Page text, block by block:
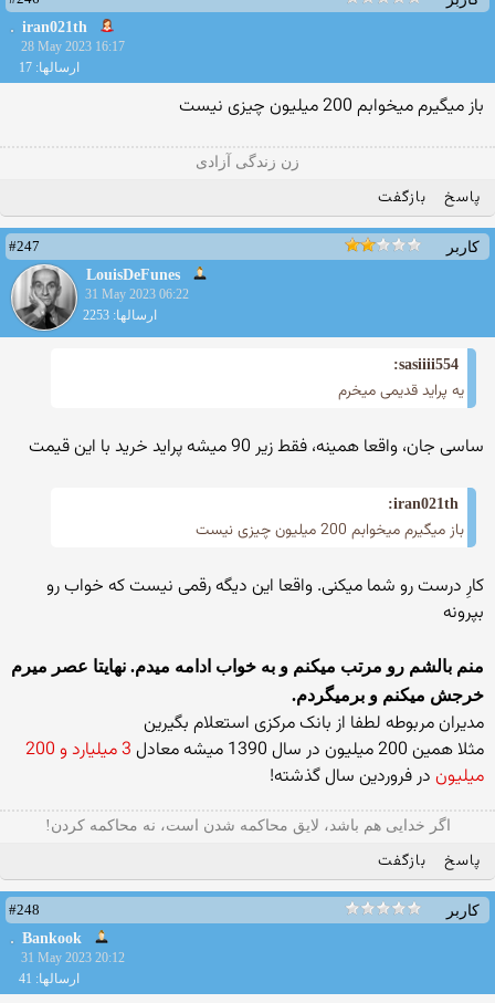
iran021th
28 May 2023 16:17
ارسالها: 17
باز میگیرم میخوابم 200 میلیون چیزی نیست
زن زندگی آزادی
پاسخ بازگفت
کاربر
#247
LouisDeFunes
31 May 2023 06:22
ارسالها: 2253
sasiiii554:
یه پراید قدیمی میخرم
ساسی جان، واقعا همینه، فقط زیر 90 میشه پراید خرید با این قیمت
iran021th:
باز میگیرم میخوابم 200 میلیون چیزی نیست
کارِ درست رو شما میکنی. واقعا این دیگه رقمی نیست که خواب رو
بپرونه
منم بالشم رو مرتب میکنم و به خواب ادامه میدم. نهایتا عصر میرم
خرجش میکنم و برمیگردم.
مدیران مربوطه لطفا از بانک مرکزی استعلام بگیرین
مثلا همین 200 میلیون در سال 1390 میشه معادل
3 میلیارد و 200
میلیون در فروردین سال گذشته!
ﺍﮔﺮ ﺧﺪﺍﯾﯽ هم ﺑﺎﺷﺪ، ﻻﯾﻖ ﻣﺤﺎﮐﻤﻪ ﺷﺪﻥ ﺍﺳﺖ، ﻧﻪ ﻣﺤﺎﮐﻤﻪ ﮐﺮﺩﻥ!
پاسخ بازگفت
کاربر
#248
Bankook
31 May 2023 20:12
ارسالها: 41